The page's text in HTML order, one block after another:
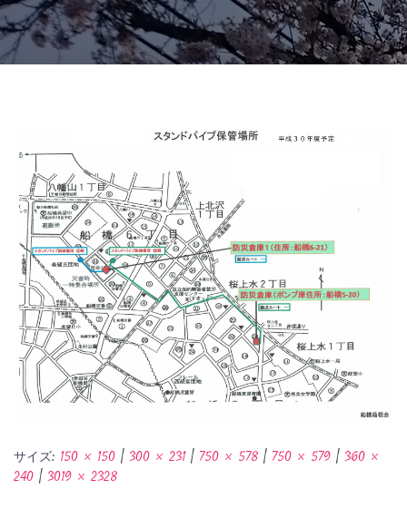
サイズ: 150 × 150 | 300 × 231 | 750 × 578 | 750 × 579 | 360 ×
240 | 3019 × 2328